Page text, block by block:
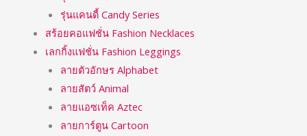
รุ่นแคนดี้ Candy Series
สร้อยคอแฟชั่น Fashion Necklaces
เลกกิ้งแฟชั่น Fashion Leggings
ลายตัวอักษร Alphabet
ลายสัตว์ Animal
ลายแอซเท็ค Aztec
ลายการ์ตูน Cartoon